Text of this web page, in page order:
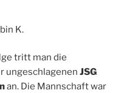
K.
tritt man die
ungeschlagenen JSG
an. Die Mannschaft war